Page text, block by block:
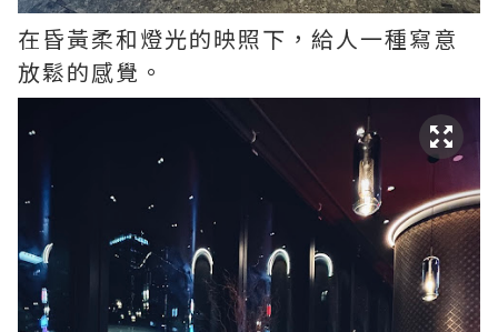
在昏黃柔和燈光的映照下，給人一種寫意
放鬆的感覺。